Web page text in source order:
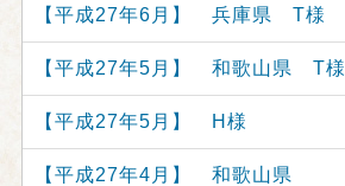
【平成27年6月】 兵庫県 T様
【平成27年5月】 和歌山県 T様
【平成27年5月】 H様
【平成27年4月】 和歌山県